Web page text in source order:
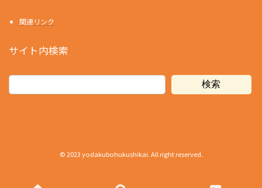
関連リンク
サイト内検索
検索
© 2023 yodakubohukushikai. All right reserved.